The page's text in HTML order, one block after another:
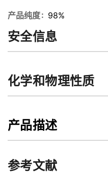
产品纯度 98%
安全信息
化学和物理性质
产品描述
参考文献